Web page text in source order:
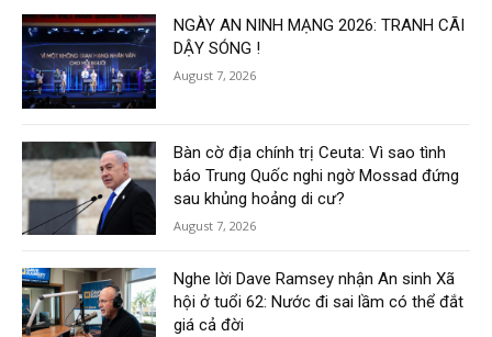
NGÀY AN NINH MẠNG 2026: TRANH CÃI
DẬY SÓNG !
August 7, 2026
Bàn cờ địa chính trị Ceuta: Vì sao tình
báo Trung Quốc nghi ngờ Mossad đứng
sau khủng hoảng di cư?
August 7, 2026
Nghe lời Dave Ramsey nhận An sinh Xã
hội ở tuổi 62: Nước đi sai lầm có thể đắt
giá cả đời